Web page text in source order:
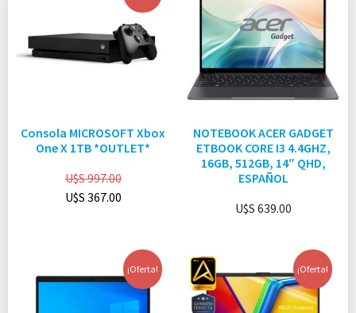
Consola MICROSOFT Xbox
One X 1TB *OUTLET*
U$S997.00
U$S 367.00
NOTEBOOK ACER GADGET
ETBOOK CORE I3 4.4GHZ,
16GB, 512GB, 14″ QHD,
ESPAÑOL
U$S 639.00
¡Oferta! ¡Oferta!